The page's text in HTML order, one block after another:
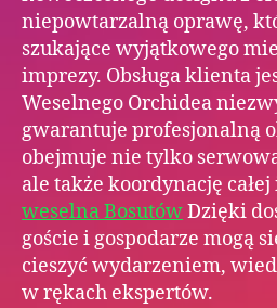
niepowtarzalną oprawę,
szukające wyjątkowego
imprezy. Obsługa klienta
Weselnego Orchidea
gwarantuje profesjonalną
obejmuje nie tylko
ale także koordynację
weselna BosutówDzięki
goście i gospodarze mogą
cieszyć wydarzeniem,
w rękach ekspertów.